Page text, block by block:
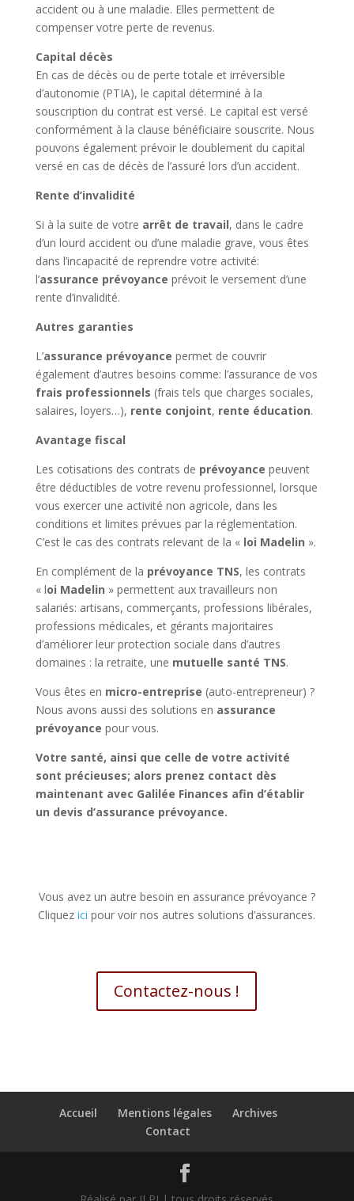
accident ou à une maladie. Elles permettent de
compenser votre perte de revenus.
Capital décès
En cas de décès ou de perte totale et irréversible
d’autonomie (PTIA), le capital déterminé à la
souscription du contrat est versé. Le capital est versé
conformément à la clause bénéficiaire souscrite. Nous
pouvons également prévoir le doublement du capital
versé en cas de décès de l’assuré lors d’un accident.
Rente d’invalidité
Si à la suite de votre arrêt de travail, dans le cadre
d’un lourd accident ou d’une maladie grave, vous êtes
dans l’incapacité de reprendre votre activité:
l’assurance prévoyance prévoit le versement d’une
rente d’invalidité.
Autres garanties
L’assurance prévoyance permet de couvrir
également d’autres besoins comme: l’assurance de vos
frais professionnels (frais tels que charges sociales,
salaires, loyers…), rente conjoint, rente éducation.
Avantage fiscal
Les cotisations des contrats de prévoyance peuvent
être déductibles de votre revenu professionnel, lorsque
vous exercer une activité non agricole, dans les
conditions et limites prévues par la réglementation.
C’est le cas des contrats relevant de la « loi Madelin ».
En complément de la prévoyance TNS, les contrats
« loi Madelin » permettent aux travailleurs non
salariés: artisans, commerçants, professions libérales,
professions médicales, et gérants majoritaires
d’améliorer leur protection sociale dans d’autres
domaines : la retraite, une mutuelle santé TNS.
Vous êtes en micro-entreprise (auto-entrepreneur) ?
Nous avons aussi des solutions en assurance
prévoyance pour vous.
Votre santé, ainsi que celle de votre activité
sont précieuses; alors prenez contact dès
maintenant avec Galilée Finances afin d’établir
un devis d’assurance prévoyance.
Vous avez un autre besoin en assurance prévoyance ?
Cliquezici pour voir nos autres solutions d’assurances.
Contactez-nous !
Accueil Mentions légales
Archives
Contact